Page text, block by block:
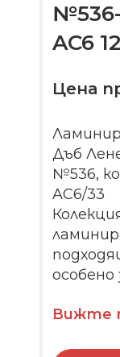
AC6
Цена
Дъб
№536,
AC6/33
особено
Вижте